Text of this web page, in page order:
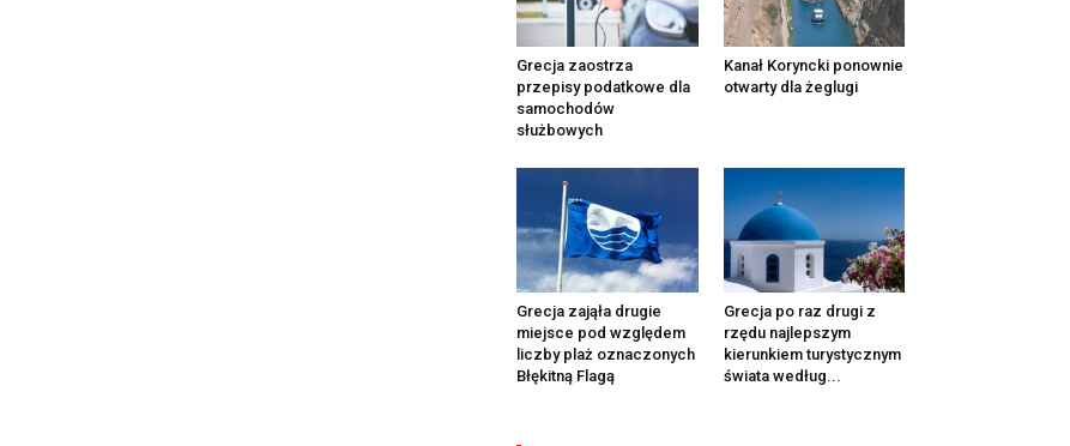
Grecja zaostrza
przepisy podatkowe dla
samochodów
służbowych
Kanał Koryncki ponownie
otwarty dla żeglugi
Grecja zająła drugie
miejsce pod względem
liczby plaż oznaczonych
Błękitną Flagą
Grecja po raz drugi z
rzędu najlepszym
kierunkiem turystycznym
świata według...